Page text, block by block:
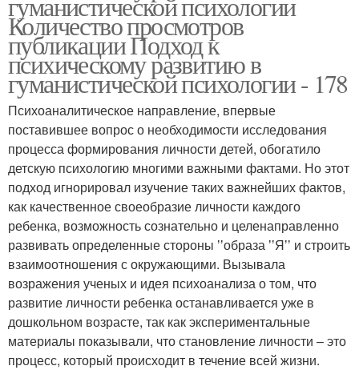
Количество просмотров
публикации Подход к
психическому развитию в
гуманистической психологии - 178
Психоаналитическое направление, впервые
поставившее вопрос о необходимости исследования
процесса формирования личности детей, обогатило
детскую психологию многими важными фактами. Но этот
подход игнорировал изучение таких важнейших фактов,
как качественное своеобразие личности каждого
ребенка, возможность сознательно и целенаправленно
развивать определенные стороны ʼʼобраза ʼʼЯʼʼ и строить
взаимоотношения с окружающими. Вызывала
возражения ученых и идея психоанализа о том, что
развитие личности ребенка останавливается уже в
дошкольном возрасте, так как экспериментальные
материалы показывали, что становление личности – это
процесс, который происходит в течение всей жизни.